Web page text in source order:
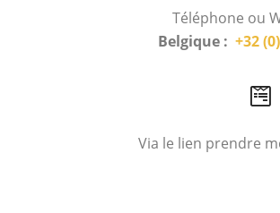
Téléphone ou
Belgique : +32
Via le lien prendre